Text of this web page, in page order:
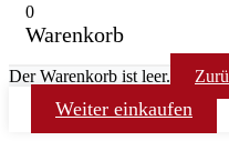
0
Warenkorb
Der Warenkorb ist leer.
Weiter einkaufen